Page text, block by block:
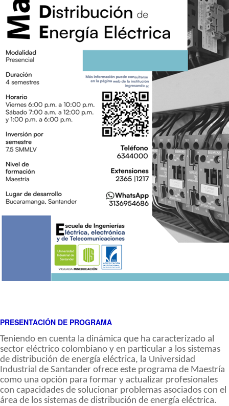
PRESENTACIÓN DE PROGRAMA
Teniendo en cuenta la dinámica que ha caracterizado al
sector eléctrico colombiano y en particular a los sistemas
de distribución de energía eléctrica, la Universidad
Industrial de Santander ofrece este programa de Maestría
como una opción para formar y actualizar profesionales
con capacidades de solucionar problemas asociados con el
área de los sistemas de distribución de energía eléctrica.